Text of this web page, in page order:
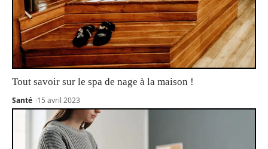
Tout savoir sur le spa de nage à la maison !
Santé 15 avril 2023